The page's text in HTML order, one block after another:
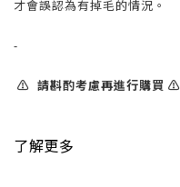
才會誤認為有掉毛的情況。
-
⚠️ 請斟酌考慮再進行購買 ⚠️
了解更多